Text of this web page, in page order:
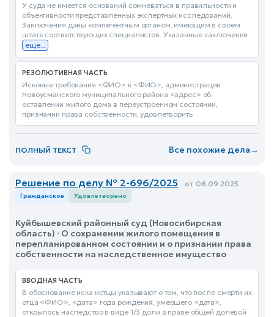
У суда не имеется оснований сомневаться в правильности и
объективности представленных экспертных исследований.
Заключения даны компетентным органом, имеющим в своем
штате соответствующих специалистов. Указанные заключения
еще...
РЕЗОЛЮТИВНАЯ ЧАСТЬ
Исковые требования <ФИО> к <ФИО>, администрации
Новоусманского муниципального района <адрес> об
оставлении жилого дома в переустроенном состоянии,
признании права собственности, удовлетворить
ПОЛНЫЙ ТЕКСТ Все похожие дела→
Решение по делу № 2-696/2025 от 08.09.2025
Гражданское Удовлетворено
Куйбышевский районный суд (Новосибирская
область) · О сохранении жилого помещения в
перепланированном состоянии и о признании права
собственности на наследственное имущество
ВВОДНАЯ ЧАСТЬ
В обоснование иска истцы указывают о том, что после смерти их
отца <ФИО>, <дата> года рождения, умершего <дата>,
открылось наследство в виде 1/3 доли в праве общей долевой